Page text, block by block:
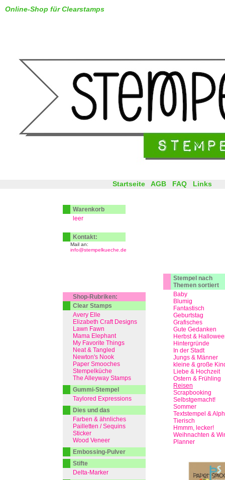
Online-Shop für Clearstamps
Stempel nach
Themen sortiert
Baby
Blumig
Fantastisch
Geburtstag
Grafisches
Gute Gedanken
Herbst &
Hintergründe
In der Stadt
Jungs & Männer
kleine & große
Liebe & Hochzeit
Ostern & Frühling
Reisen
Scrapbooking
Selbstgemacht!
Sommer
Textstempel &
Tierisch
Hmmm, lecker!
Weihnachten &
Planner
Startseite AGB FAQ Links
Warenkorb
leer
Kontakt:
Mail an:
info@stempelkueche.de
Shop-Rubriken:
Clear Stamps
Avery Elle
Elizabeth Craft Designs
Lawn Fawn
Mama Elephant
My Favorite Things
Neat & Tangled
Newton's Nook
Paper Smooches
Stempelküche
The Alleyway Stamps
Gummi-Stempel
Taylored Expressions
Dies und das
Farben & ähnliches
Pailletten / Sequins
Sticker
Wood Veneer
Embossing-Pulver
Stifte
Delta-Marker